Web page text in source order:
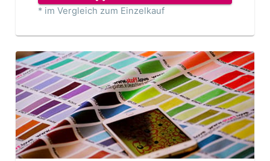
* im Vergleich zum Einzelkauf